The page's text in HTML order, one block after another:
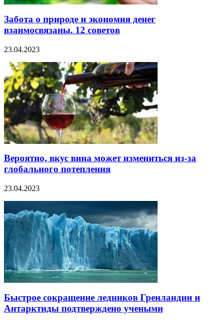
Забота о природе и экономия денег
взаимосвязаны. 12 советов
23.04.2023
Вероятно, вкус вина может измениться из-за
глобального потепления
23.04.2023
Быстрое сокращение ледников Гренландии и
Антарктиды подтверждено учеными